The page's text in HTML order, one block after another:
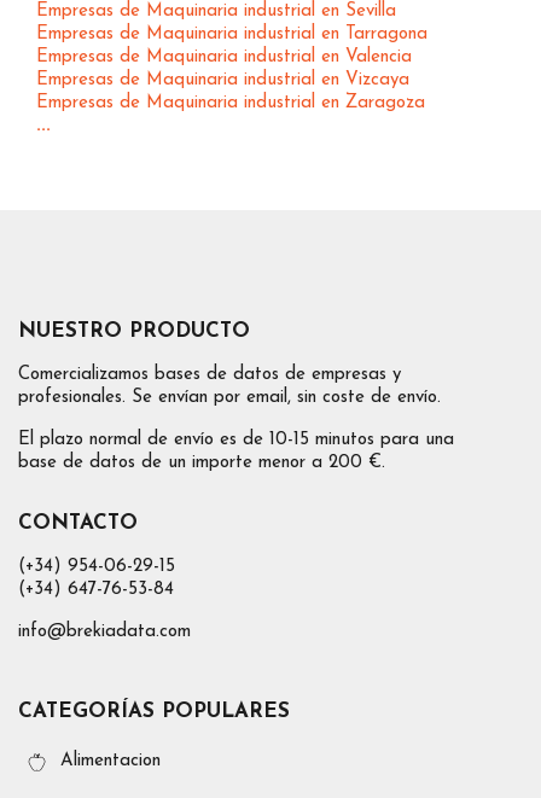
Empresas de Maquinaria industrial en Sevilla
Empresas de Maquinaria industrial en Tarragona
Empresas de Maquinaria industrial en Valencia
Empresas de Maquinaria industrial en Vizcaya
Empresas de Maquinaria industrial en Zaragoza
...
NUESTRO PRODUCTO
Comercializamos bases de datos de empresas y
profesionales. Se envían por email, sin coste de envío.
El plazo normal de envío es de 10-15 minutos para una
base de datos de un importe menor a 200 €.
CONTACTO
(+34) 954-06-29-15
(+34) 647-76-53-84
info@brekiadata.com
CATEGORÍAS POPULARES
Alimentacion